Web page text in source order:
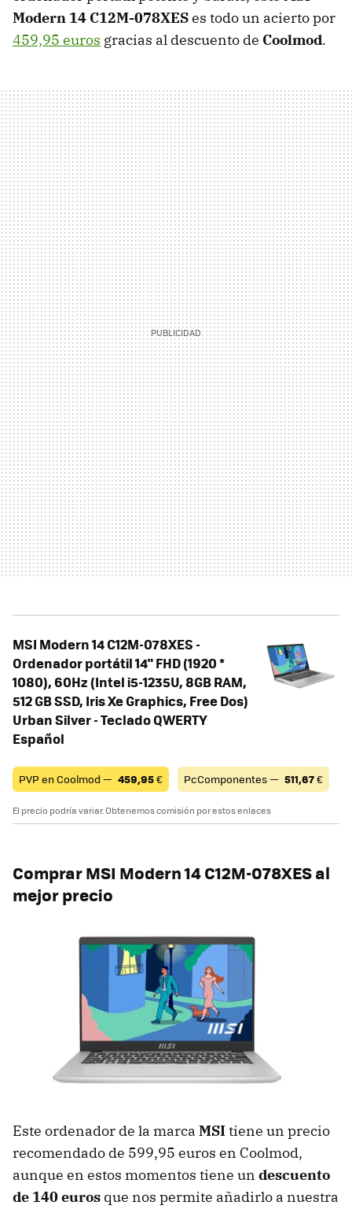
Modern 14 C12M-078XESes todo un acierto por
459,95 euros gracias al descuento de Coolmod.
MSI Modern 14 C12M-078XES -
Ordenador portátil 14" FHD (1920 *
1080), 60Hz (Intel i5-1235U, 8GB RAM,
512 GB SSD, Iris Xe Graphics, Free Dos)
Urban Silver - Teclado QWERTY
Español
PVP en Coolmod — 459,95€ PcComponentes — 511,67€
El precio podría variar. Obtenemos comisión por estos enlaces
ComprarMSI Modern 14 C12M-078XESal
mejor precio
Este ordenador de la marca MSItiene un precio
recomendado de 599,95 euros en Coolmod,
aunque en estos momentos tiene un descuento
de 140 euros que nos permite añadirlo a nuestra